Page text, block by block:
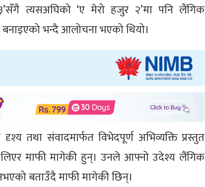
त्यसअघिको ‘ए मेरो हजुर २’मा पनि लैंगिक
भन्दै आलोचना भएको थियो।
तथा संवादमार्फत विभेदपूर्ण अभिव्यक्ति प्रस्तुत
लिएर माफी मागेकी हुन्। उनले आफ्नो उदेश्य लैंगिक
बताउँदै माफी मागेकी छिन्।